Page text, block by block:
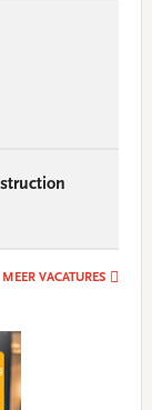
MEER VACATURES